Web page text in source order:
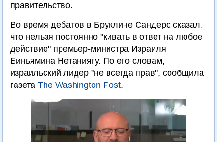
правительство.
Во время дебатов в Бруклине Сандерс сказал,
что нельзя постоянно "кивать в ответ на любое
действие" премьер-министра Израиля
Биньямина Нетаниягу. По его словам,
израильский лидер "не всегда прав", сообщила
газета The Washington Post.